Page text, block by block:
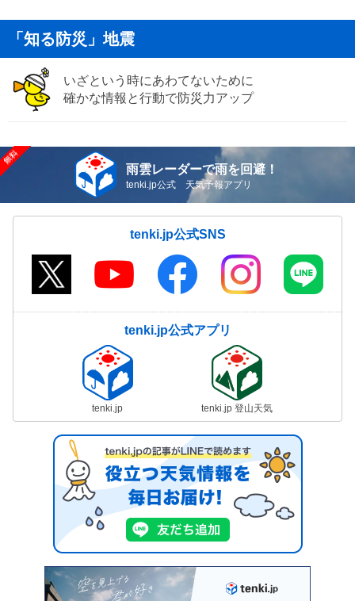
「知る防災」地震
いざという時にあわてないために
確かな情報と行動で防災力アップ
雨雲レーダーで雨を回避！
tenki.jp公式 天気予報アプリ
tenki.jp公式SNS
tenki.jp公式アプリ
tenki.jp tenki.jp 登山天気